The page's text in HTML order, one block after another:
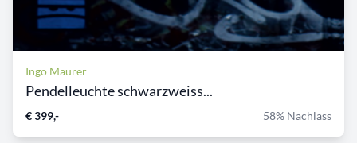
Ingo Maurer
Pendelleuchte schwarzweiss...
€ 399,- 58% Nachlass